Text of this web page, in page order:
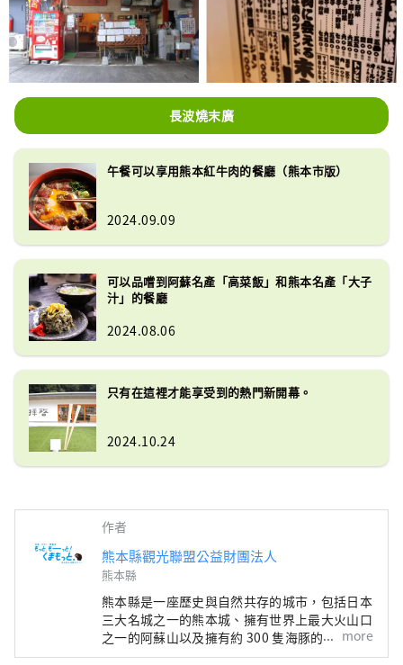
長波燒末廣
午餐可以享用熊本紅牛肉的餐廳（熊本市版）
2024.09.09
可以品嚐到阿蘇名產「高菜飯」和熊本名產「大子
汁」的餐廳
2024.08.06
只有在這裡才能享受到的熱門新開幕。
2024.10.24
作者
熊本縣觀光聯盟公益財團法人
熊本縣
熊本縣是一座歷史與自然共存的城市，包括日本
三大名城之一的熊本城、擁有世界上最大火山口
之一的阿蘇山以及擁有約 300 隻海豚的天草。
它是日本最著名的當地吉祥物熊本熊的故鄉，您
more